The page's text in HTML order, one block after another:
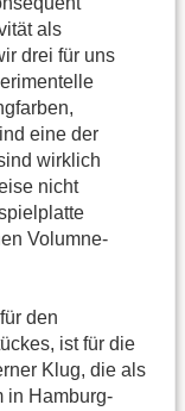
als
drei für uns
eine der
wirklich
nicht
Volumne-
den
ist für die
Klug, die als
in Hamburg-